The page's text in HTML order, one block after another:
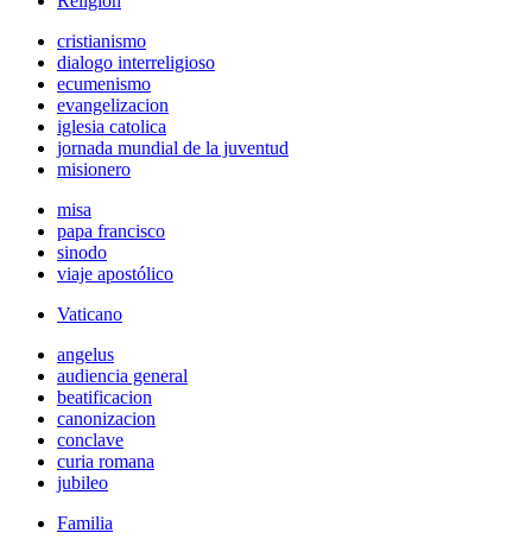
cristianismo
dialogo interreligioso
ecumenismo
evangelizacion
iglesia catolica
jornada mundial de la juventud
misionero
misa
papa francisco
sinodo
viaje apostólico
Vaticano
angelus
audiencia general
beatificacion
canonizacion
conclave
curia romana
jubileo
Familia